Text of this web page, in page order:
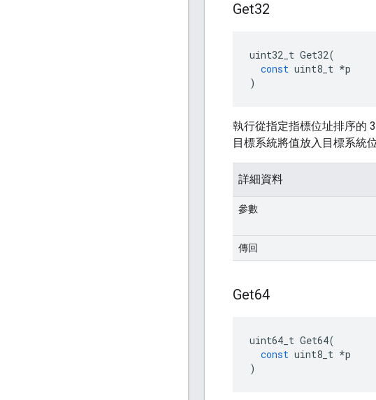
Get32
uint32_t Get32(
const uint8_t *p
)
執行從指定指標位址排序的
目標系統將值放入目標系統
詳細資料
參數
傳回
Get64
uint64_t Get64(
const uint8_t *p
)